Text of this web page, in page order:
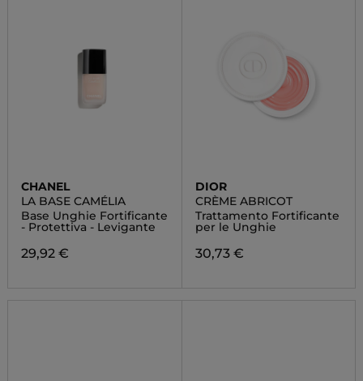
CHANEL
LA BASE CAMÉLIA
Base Unghie Fortificante
- Protettiva - Levigante
29,92 €
DIOR
CRÈME ABRICOT
Trattamento Fortificante
per le Unghie
30,73 €